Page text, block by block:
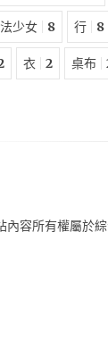
少女 8 行 8
衣 2 桌布
內容所有權屬於